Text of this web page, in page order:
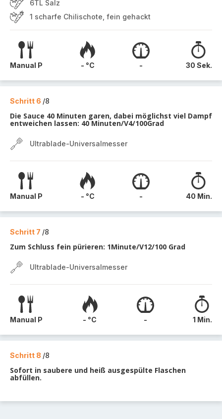
6TL Salz
1 scharfe Chilischote, fein gehackt
Manual P - °C - 30 Sek.
Schritt 6 /8
Die Sauce 40 Minuten garen, dabei möglichst viel Dampf
entweichen lassen: 40 Minuten/V4/100Grad
Ultrablade-Universalmesser
Manual P - °C - 40 Min.
Schritt 7 /8
Zum Schluss fein pürieren: 1Minute/V12/100 Grad
Ultrablade-Universalmesser
Manual P - °C - 1 Min.
Schritt 8 /8
Sofort in saubere und heiß ausgespülte Flaschen
abfüllen.